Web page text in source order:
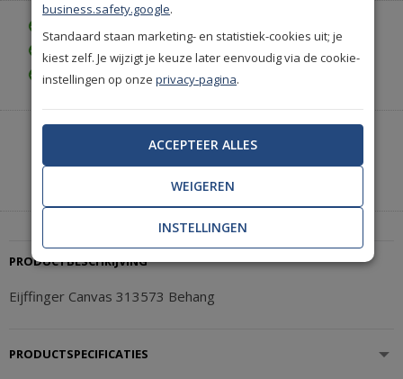
Achteraf betalen is mogelijk
Gratis achteraf betalen
Heeft u hulp nodig of wilt u telefonisch bestellen?
+31(0)85 888 3671
|
PRODUCTBESCHRIJVING
Eijffinger Canvas 313573 Behang
PRODUCTSPECIFICATIES
business.safety.google.
Standaard staan marketing- en statistiek-cookies uit; je
kiest zelf. Je wijzigt je keuze later eenvoudig via de cookie-
instellingen op onzeprivacy-pagina.
ACCEPTEER ALLES
WEIGEREN
INSTELLINGEN